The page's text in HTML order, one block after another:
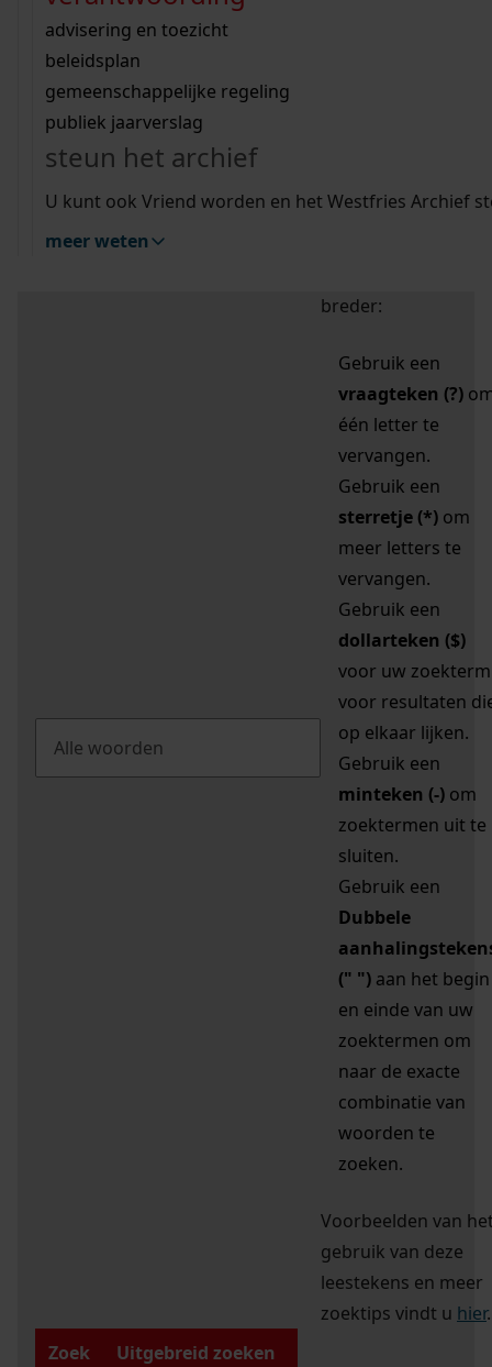
bouwvergunningen
omgevingsvergunningen
vergunningen
beeld en geluid
uitleg nodig?
Wij helpen u op weg met een aantal zoektips.
bekijk alle zoektips
Wij helpen u op weg met een aantal zoektips.
bekijk alle zoektips
bekijk ons geschiedenislokaal
advisering en toezicht
beleidsplan
gemeenschappelijke regeling
publiek jaarverslag
steun het archief
U kunt ook Vriend worden en het Westfries Archief
meer weten
zoektips
Mijn Studiezaal (inloggen)
uw zoekopdracht te
breder:
Gebruik een
vraagteken (?)
één letter te
vervangen.
Gebruik een
sterretje (*) om
meer letters te
vervangen.
Gebruik een
dollarteken ($)
voor uw zoekterm
voor resultaten
op elkaar lijken.
Gebruik een
minteken (-) om
zoektermen uit te
sluiten.
Gebruik een
Dubbele
(" ") aan het begin
en einde van uw
zoektermen om
naar de exacte
combinatie van
woorden te
zoeken.
Voorbeelden van
gebruik van deze
leestekens en meer
zoektips vindt u hier.
Zoek
Uitgebreid zoeken